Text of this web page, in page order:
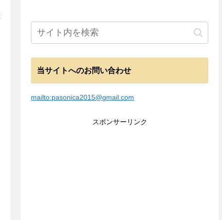
当サイトへのお問い合わせ
mailto:pasonica2015@gmail.com
スポンサーリンク